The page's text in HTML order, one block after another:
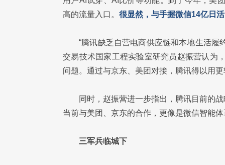
高的流量入口。 很显然，与手握微信14亿日
“腾讯缺乏自营电商供应链和本地生活履
交易技术国家工程实验室研究员赵振营认为
问题。通过与京东、美团对接，腾讯得以用
同时，赵振营进一步指出，腾讯目前的
当前与美团、京东的合作，更像是微信智能
三军兵临城下